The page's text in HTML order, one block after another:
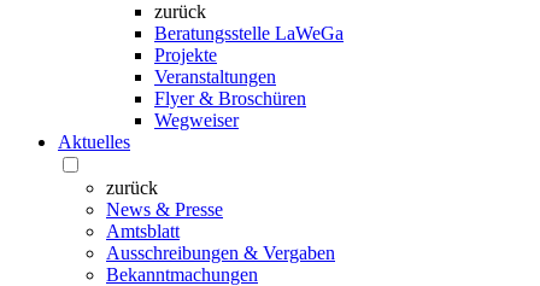
zurück
Beratungsstelle LaWeGa
Projekte
Veranstaltungen
Flyer & Broschüren
Wegweiser
Aktuelles
zurück
News & Presse
Amtsblatt
Ausschreibungen & Vergaben
Bekanntmachungen